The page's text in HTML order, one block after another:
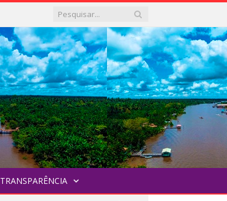
TRANSPARÊNCIA